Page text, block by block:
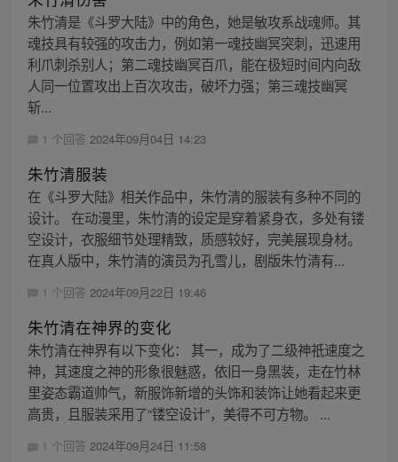
朱竹清是《斗罗大陆》中的角色，她是敏攻系战魂师。其
魂技具有较强的攻击力，例如第一魂技幽冥突刺，迅速用
利爪刺杀别人；第二魂技幽冥百爪，能在极短时间内向敌
人同一位置攻出上百次攻击，破坏力强；第三魂技幽冥
斩...
1 个回答 2024年09月04日 14:23
朱竹清服装
在《斗罗大陆》相关作品中，朱竹清的服装有多种不同的
设计。 在动漫里，朱竹清的设定是穿着紧身衣，多处有镂
空设计，衣服细节处理精致，质感较好，完美展现身材。
在真人版中，朱竹清的演员为孔雪儿，剧版朱竹清有...
1 个回答 2024年09月22日 19:46
朱竹清在神界的变化
朱竹清在神界有以下变化： 其一，成为了二级神祇速度之
神，其速度之神的形象很魅惑，依旧一身黑装，走在竹林
里姿态霸道帅气，新服饰新增的头饰和装饰让她看起来更
高贵，且服装采用了“镂空设计”，美得不可方物。 ...
1 个回答 2024年09月24日 11:58